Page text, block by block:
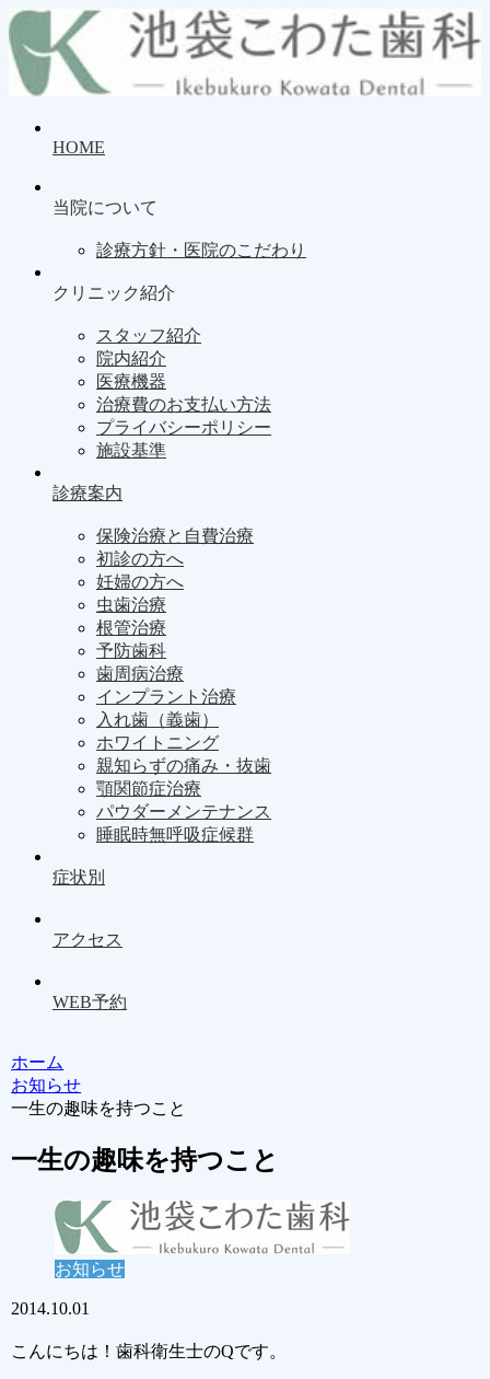
HOME
当院について
診療方針・医院のこだわり
クリニック紹介
スタッフ紹介
院内紹介
医療機器
治療費のお支払い方法
プライバシーポリシー
施設基準
診療案内
保険治療と自費治療
初診の方へ
妊婦の方へ
虫歯治療
根管治療
予防歯科
歯周病治療
インプラント治療
入れ歯（義歯）
ホワイトニング
親知らずの痛み・抜歯
顎関節症治療
パウダーメンテナンス
睡眠時無呼吸症候群
症状別
アクセス
WEB予約
ホーム
お知らせ
一生の趣味を持つこと
一生の趣味を持つこと
お知らせ
2014.10.01
こんにちは！歯科衛生士のQです。